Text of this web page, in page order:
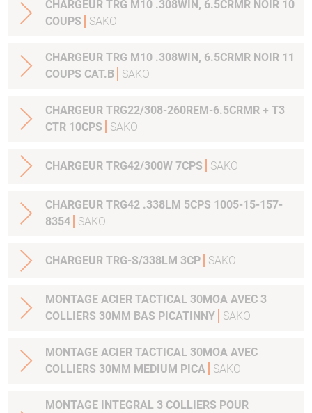
CHARGEUR TRG M10 .308WIN, 6.5CRMR NOIR 10
COUPS
SAKO
CHARGEUR TRG M10 .308WIN, 6.5CRMR NOIR 11
COUPS CAT.B
SAKO
CHARGEUR TRG22/308-260REM-6.5CRMR + T3
CTR 10CPS
SAKO
CHARGEUR TRG42/300W 7CPS SAKO
CHARGEUR TRG42 .338LM 5CPS 1005-15-157-
8354
SAKO
CHARGEUR TRG-S/338LM 3CP SAKO
MONTAGE ACIER TACTICAL 30MOA AVEC 3
COLLIERS 30MM BAS PICATINNY
SAKO
MONTAGE ACIER TACTICAL 30MOA AVEC
COLLIERS 30MM MEDIUM PICA
SAKO
MONTAGE INTEGRAL 3 COLLIERS POUR